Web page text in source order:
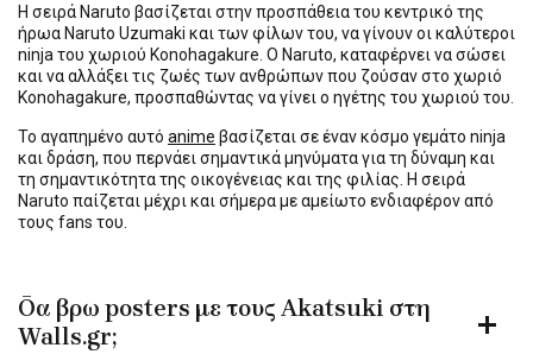
Η σειρά Naruto βασίζεται στην προσπάθεια του κεντρικό της
ήρωα Naruto Uzumaki και των φίλων του, να γίνουν οι καλύτεροι
ninja του χωριού Konohagakure. Ο Naruto, καταφέρνει να σώσει
και να αλλάξει τις ζωές των ανθρώπων που ζούσαν στο χωριό
Konohagakure, προσπαθώντας να γίνει ο ηγέτης του χωριού του.
Το αγαπημένο αυτό anime βασίζεται σε έναν κόσμο γεμάτο ninja
και δράση, που περνάει σημαντικά μηνύματα για τη δύναμη και
τη σημαντικότητα της οικογένειας και της φιλίας. Η σειρά
Naruto παίζεται μέχρι και σήμερα με αμείωτο ενδιαφέρον από
τους fans του.
Θα βρω posters με τους Akatsuki στη
Walls.gr;